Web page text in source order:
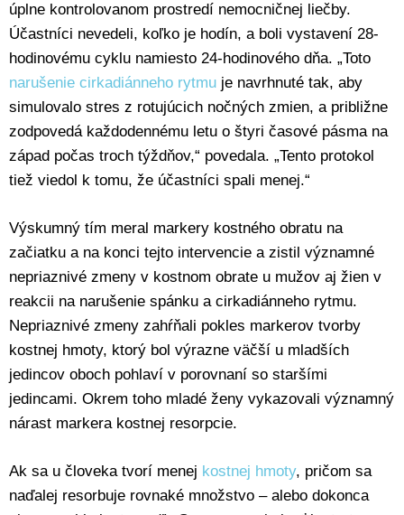
úplne kontrolovanom prostredí nemocničnej liečby.
Účastníci nevedeli, koľko je hodín, a boli vystavení 28-
hodinovému cyklu namiesto 24-hodinového dňa. „Toto
narušenie cirkadiánneho rytmu je navrhnuté tak, aby
simulovalo stres z rotujúcich nočných zmien, a približne
zodpovedá každodennému letu o štyri časové pásma na
západ počas troch týždňov,“ povedala. „Tento protokol
tiež viedol k tomu, že účastníci spali menej.“
Výskumný tím meral markery kostného obratu na
začiatku a na konci tejto intervencie a zistil významné
nepriaznivé zmeny v kostnom obrate u mužov aj žien v
reakcii na narušenie spánku a cirkadiánneho rytmu.
Nepriaznivé zmeny zahŕňali pokles markerov tvorby
kostnej hmoty, ktorý bol výrazne väčší u mladších
jedincov oboch pohlaví v porovnaní so staršími
jedincami. Okrem toho mladé ženy vykazovali významný
nárast markera kostnej resorpcie.
Ak sa u človeka tvorí menej kostnej hmoty, pričom sa
naďalej resorbuje rovnaké množstvo – alebo dokonca